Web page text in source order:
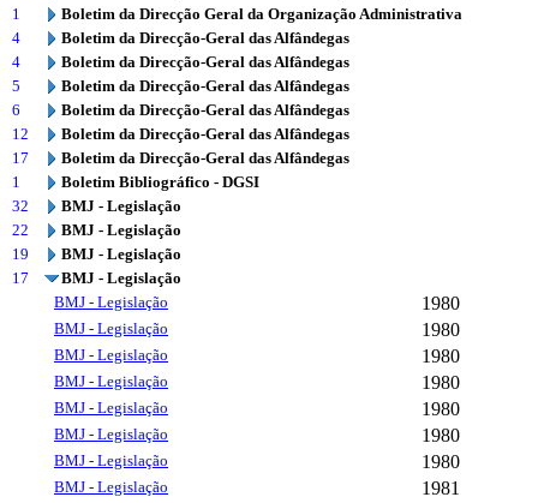
1
Boletim da Direcção Geral da Organização Administrativa
4
Boletim da Direcção-Geral das Alfândegas
4
Boletim da Direcção-Geral das Alfândegas
5
Boletim da Direcção-Geral das Alfândegas
6
Boletim da Direcção-Geral das Alfândegas
12
Boletim da Direcção-Geral das Alfândegas
17
Boletim da Direcção-Geral das Alfândegas
1
Boletim Bibliográfico - DGSI
32
BMJ - Legislação
22
BMJ - Legislação
19
BMJ - Legislação
17
BMJ - Legislação
BMJ - Legislação
1980
BMJ - Legislação 1980
BMJ - Legislação 1980
BMJ - Legislação 1980
BMJ - Legislação 1980
BMJ - Legislação 1980
BMJ - Legislação 1980
BMJ - Legislação 1981